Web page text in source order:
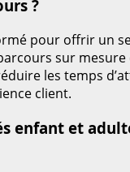
?
pour offrir un
sur mesure
les temps
client.
enfant et